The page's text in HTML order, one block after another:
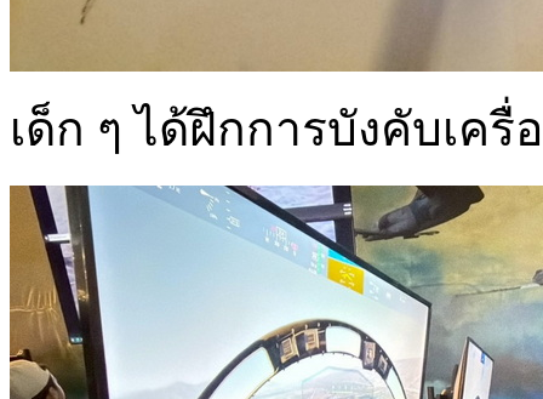
เด็ก ๆ ได้ฝึกการบังคับเครื่